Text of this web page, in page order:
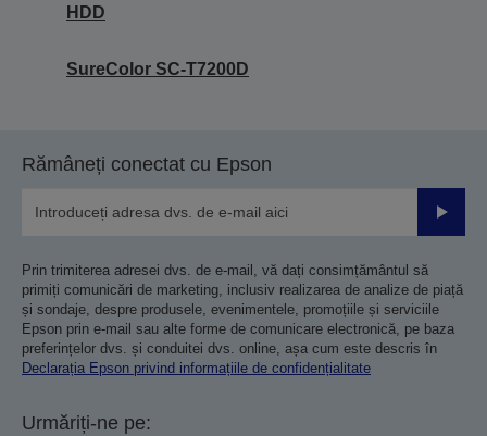
HDD
SureColor SC-T7200D
Rămâneți conectat cu Epson
Prin trimiterea adresei dvs. de e-mail, vă dați consimțământul să
primiți comunicări de marketing, inclusiv realizarea de analize de piață
și sondaje, despre produsele, evenimentele, promoțiile și serviciile
Epson prin e-mail sau alte forme de comunicare electronică, pe baza
preferințelor dvs. și conduitei dvs. online, așa cum este descris în
Declarația Epson privind informațiile de confidențialitate
Urmăriți-ne pe: